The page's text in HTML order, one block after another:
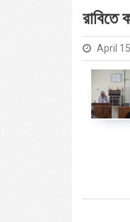
রাবিতে
April